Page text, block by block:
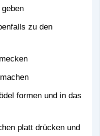
zu den
formen und in das
platt drücken und